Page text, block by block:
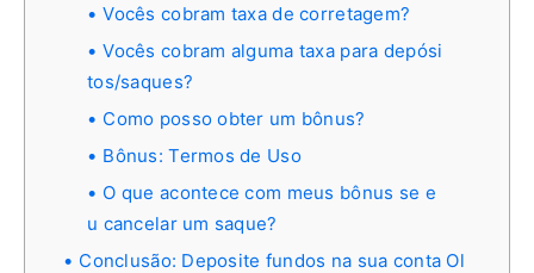
Vocês cobram taxa de corretagem?
Vocês cobram alguma taxa para depósi
tos/saques?
Como posso obter um bônus?
Bônus: Termos de Uso
O que acontece com meus bônus se e
u cancelar um saque?
Conclusão: Deposite fundos na sua conta Ol